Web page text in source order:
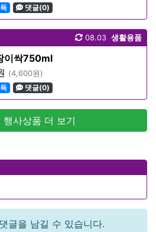
댓글(0)
생활용품
08.03
이싹750ml
(4,600원)
댓글(0)
행사상품 더 보기
글을 남길 수 있습니다.